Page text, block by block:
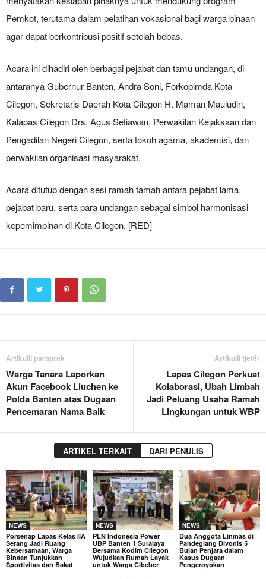
Pemkot, terutama dalam pelatihan vokasional bagi warga binaan
agar dapat berkontribusi positif setelah bebas.
Acara ini dihadiri oleh berbagai pejabat dan tamu undangan, di
antaranya Gubernur Banten, Andra Soni, Forkopimda Kota
Cilegon, Sekretaris Daerah Kota Cilegon H. Maman Mauludin,
Kalapas Cilegon Drs. Agus Setiawan, Perwakilan Kejaksaan dan
Pengadilan Negeri Cilegon, serta tokoh agama, akademisi, dan
perwakilan organisasi masyarakat.
Acara ditutup dengan sesi ramah tamah antara pejabat lama,
pejabat baru, serta para undangan sebagai simbol harmonisasi
kepemimpinan di Kota Cilegon. [RED]
Artikulli paraprak
Warga Tanara Laporkan
Akun Facebook Liuchen ke
Polda Banten atas Dugaan
Pencemaran Nama Baik
Artikulli tjetër
Lapas Cilegon Perkuat
Kolaborasi, Ubah Limbah
Jadi Peluang Usaha Ramah
Lingkungan untuk WBP
ARTIKEL TERKAIT DARI PENULIS
NEWS
Porsenap Lapas Kelas IIA
Serang Jadi Ruang
Kebersamaan, Warga
Binaan Tunjukkan
Sportivitas dan Bakat
NEWS
PLN Indonesia Power
UBP Banten 1 Suralaya
Bersama Kodim Cilegon
Wujudkan Rumah Layak
untuk Warga Cibeber
NEWS
Dua Anggota Linmas di
Pandeglang Divonis 5
Bulan Penjara dalam
Kasus Dugaan
Pengeroyokan